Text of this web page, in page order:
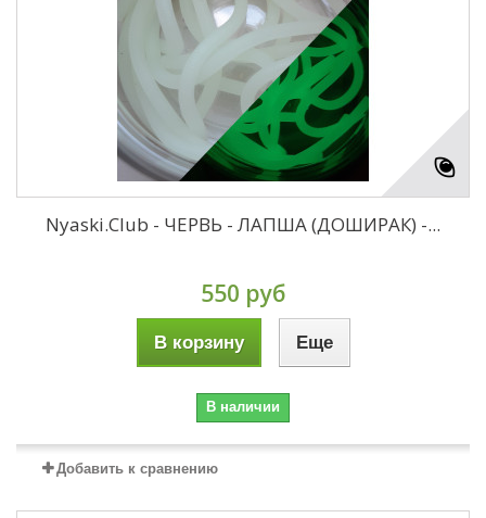
Nyaski.Club - ЧЕРВЬ - ЛАПША (ДОШИРАК) -...
550 руб
В корзину Еще
В наличии
Добавить к сравнению